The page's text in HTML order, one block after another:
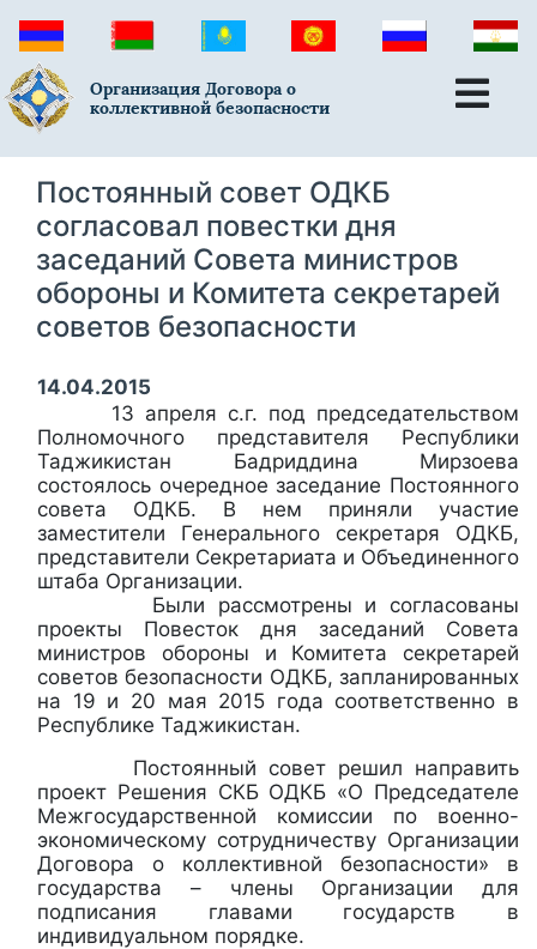
Организация Договора о
коллективной безопасности
Постоянный совет ОДКБ
согласовал повестки дня
заседаний Совета министров
обороны и Комитета секретарей
советов безопасности
14.04.2015
13 апреля с.г. под председательством
Полномочного представителя Республики
Таджикистан Бадриддина Мирзоева
состоялось очередное заседание Постоянного
совета ОДКБ. В нем приняли участие
заместители Генерального секретаря ОДКБ,
представители Секретариата и Объединенного
штаба Организации.
Были рассмотрены и согласованы
проекты Повесток дня заседаний Совета
министров обороны и Комитета секретарей
советов безопасности ОДКБ, запланированных
на 19 и 20 мая 2015 года соответственно в
Республике Таджикистан.
Постоянный совет решил направить
проект Решения СКБ ОДКБ «О Председателе
Межгосударственной комиссии по военно-
экономическому сотрудничеству Организации
Договора о коллективной безопасности» в
государства – члены Организации для
подписания главами государств в
индивидуальном порядке.